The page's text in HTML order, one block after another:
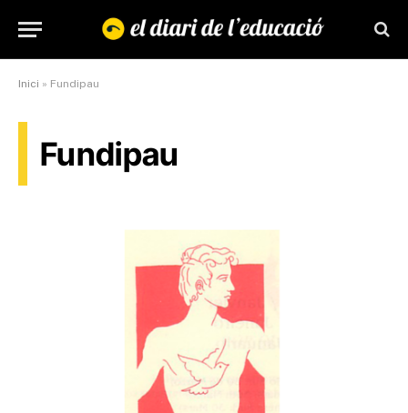
Inici » Fundipau
Fundipau